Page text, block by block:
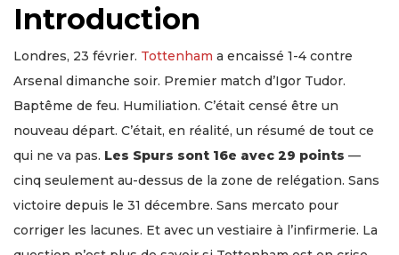
Introduction
Londres, 23 février. Tottenham a encaissé 1-4 contre
Arsenal dimanche soir. Premier match d’Igor Tudor.
Baptême de feu. Humiliation. C’était censé être un
nouveau départ. C’était, en réalité, un résumé de tout ce
qui ne va pas. Les Spurs sont 16e avec 29 points —
cinq seulement au-dessus de la zone de relégation. Sans
victoire depuis le 31 décembre. Sans mercato pour
corriger les lacunes. Et avec un vestiaire à l’infirmerie. La